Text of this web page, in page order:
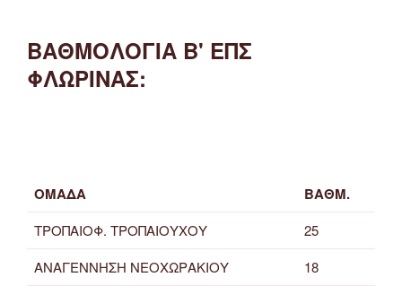
ΒΑΘΜΟΛΟΓΙΑ Β' ΕΠΣ
ΦΛΩΡΙΝΑΣ:
ΟΜΑΔΑ ΒΑΘΜ.
ΤΡΟΠΑΙΟΦ. ΤΡΟΠΑΙΟΥΧΟΥ
25
ΑΝΑΓΕΝΝΗΣΗ ΝΕΟΧΩΡΑΚΙΟΥ
18